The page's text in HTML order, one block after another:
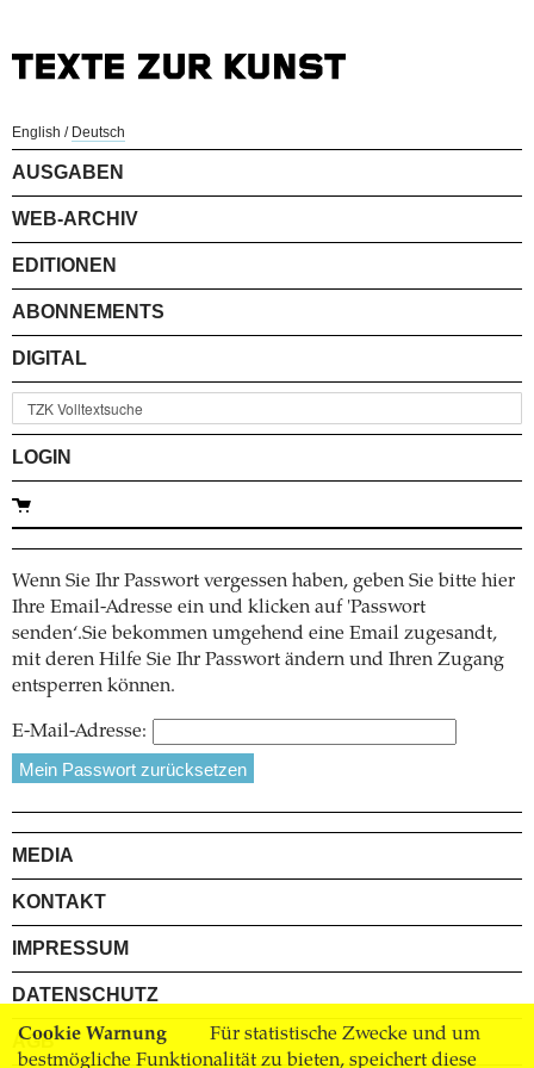
Cookie Warnung
Für statistische Zwecke und um
bestmögliche Funktionalität zu bieten, speichert diese
English / Deutsch
AUSGABEN
WEB-ARCHIV
EDITIONEN
ABONNEMENTS
DIGITAL
LOGIN
Wenn Sie Ihr Passwort vergessen haben, geben Sie bitte hier
Ihre Email-Adresse ein und klicken auf 'Passwort
senden‘.Sie bekommen umgehend eine Email zugesandt,
mit deren Hilfe Sie Ihr Passwort ändern und Ihren Zugang
entsperren können.
E-Mail-Adresse:
MEDIA
KONTAKT
IMPRESSUM
DATENSCHUTZ
AGB